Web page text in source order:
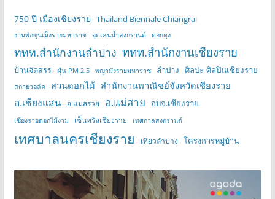
750 ปี เมืองเชียงราย Thailand Biennale Chiangrai
งานพ่อขุนเม็งรายมหาราช จุดเล่นน้ำสงกรานต์ ดอยตุง
ททท.สำนักงานลำปาง ททท.สำนักงานเชียงราย
บ้านจัดสรร ฝุ่น PM 2.5 พญามังรายมหาราช ลำปาง ศิลปะ-ศิลปินเชียงราย
สกายวอล์ค สวนดอกไม้ สำนักงานพาณิชย์จังหวัดเชียงราย
อ.เชียงแสน อ.แม่สรวย อ.แม่สาย อบจ.เชียงราย
เชียงรายดอกไม้งาม เซ็นทรัลเชียงราย เทศกาลสงกรานต์
เทศบาลนครเชียงราย เที่ยวลำปาง โครงการหมู่บ้าน